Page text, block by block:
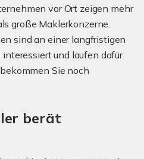
vor Ort zeigen mehr
große Maklerkonzerne.
sind an einer langfristigen
und laufen dafür
Sie noch
berät